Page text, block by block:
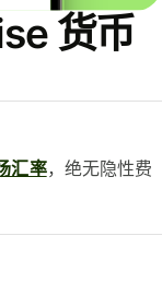
货币
汇率，绝无隐性费